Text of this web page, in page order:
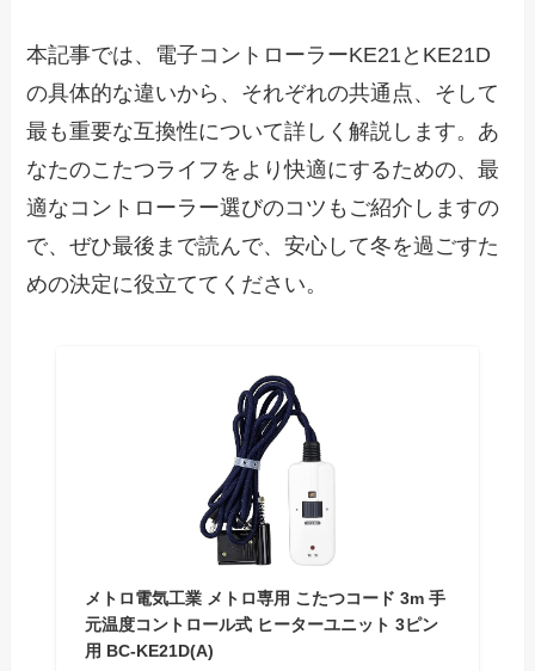
本記事では、電子コントローラーKE21とKE21D
の具体的な違いから、それぞれの共通点、そして
最も重要な互換性について詳しく解説します。あ
なたのこたつライフをより快適にするための、最
適なコントローラー選びのコツもご紹介しますの
で、ぜひ最後まで読んで、安心して冬を過ごすた
めの決定に役立ててください。
メトロ電気工業 メトロ専用 こたつコード 3m 手
元温度コントロール式 ヒーターユニット 3ピン
用 BC-KE21D(A)